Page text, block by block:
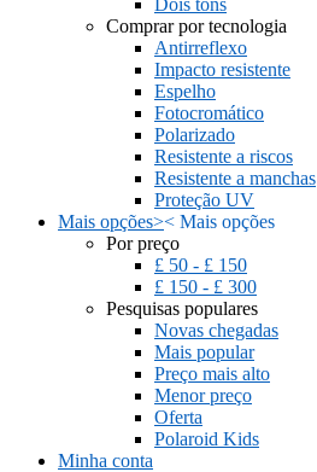
Dois tons
Comprar por tecnologia
Antirreflexo
Impacto resistente
Espelho
Fotocromático
Polarizado
Resistente a riscos
Resistente a manchas
Proteção UV
Mais opções>< Mais opções
Por preço
£ 50 - £ 150
£ 150 - £ 300
Pesquisas populares
Novas chegadas
Mais popular
Preço mais alto
Menor preço
Oferta
Polaroid Kids
Minha conta